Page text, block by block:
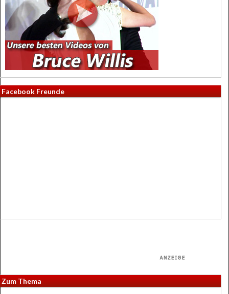
Facebook Freunde
Zum Thema